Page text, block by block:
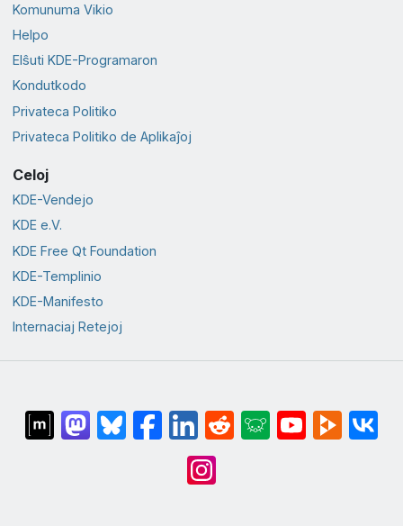
Komunuma Vikio
Helpo
Elŝuti KDE-Programaron
Kondutkodo
Privateca Politiko
Privateca Politiko de Aplikaĵoj
Celoj
KDE-Vendejo
KDE e.V.
KDE Free Qt Foundation
KDE-Templinio
KDE-Manifesto
Internaciaj Retejoj